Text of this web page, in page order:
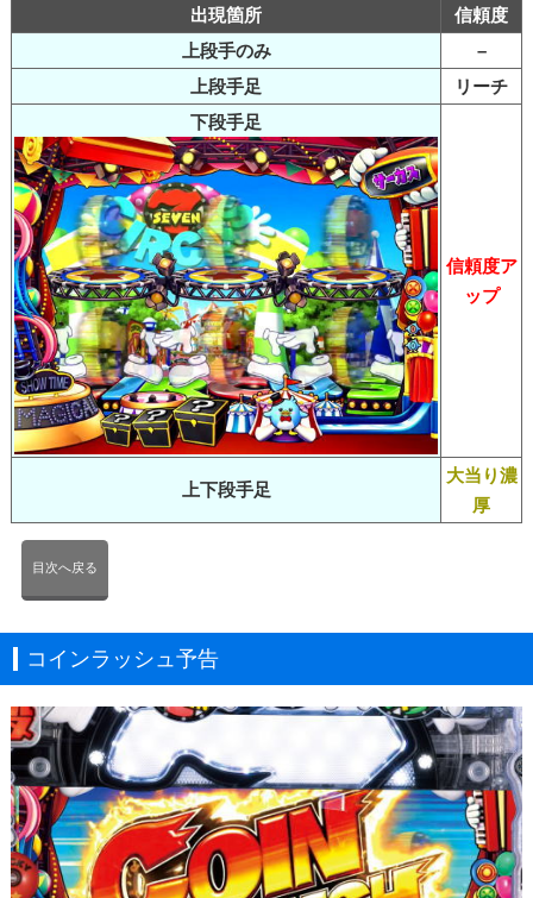
出現箇所
信頼度
上段手のみ
–
上段手足
リーチ
下段手足
信頼度ア
ップ
上下段手足
大当り濃
厚
目次へ戻る
コインラッシュ予告